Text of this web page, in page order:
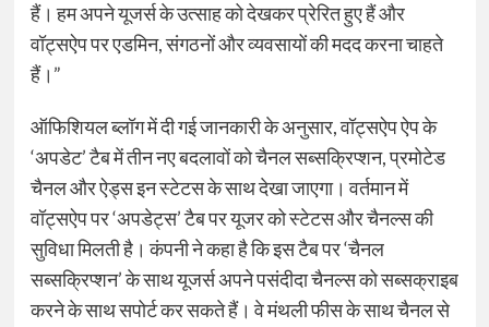
हैं। हम अपने यूजर्स के उत्साह को देखकर प्रेरित हुए हैं और
वॉट्सऐप पर एडमिन, संगठनों और व्यवसायों की मदद करना चाहते
हैं।”
ऑफिशियल ब्लॉग में दी गई जानकारी के अनुसार, वॉट्सऐप ऐप के
‘अपडेट’ टैब में तीन नए बदलावों को चैनल सब्सक्रिप्शन, प्रमोटेड
चैनल और ऐड्स इन स्टेटस के साथ देखा जाएगा। वर्तमान में
वॉट्सऐप पर ‘अपडेट्स’ टैब पर यूजर को स्टेटस और चैनल्स की
सुविधा मिलती है। कंपनी ने कहा है कि इस टैब पर ‘चैनल
सब्सक्रिप्शन’ के साथ यूजर्स अपने पसंदीदा चैनल्स को सब्सक्राइब
करने के साथ सपोर्ट कर सकते हैं। वे मंथली फीस के साथ चैनल से